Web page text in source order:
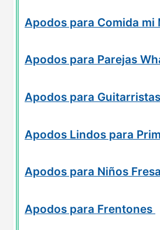
Apodos para Comida mi
Apodos para Parejas
Apodos para Guitarristas
Apodos Lindos para
Apodos para Niños
Apodos para Frentones